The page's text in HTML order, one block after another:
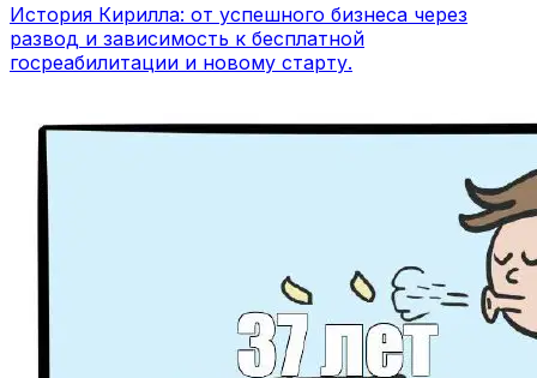
История Кирилла: от успешного бизнеса через
развод и зависимость к бесплатной
госреабилитации и новому старту.